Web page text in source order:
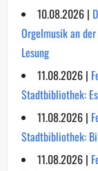
10.08.2026 |
Orgelmusik an
Lesung
11.08.2026 |
Stadtbibliothek:
11.08.2026 |
Stadtbibliothek:
11.08.2026 |